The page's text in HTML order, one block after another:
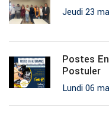
Jeudi 23
Postes
Postuler
Lundi 06